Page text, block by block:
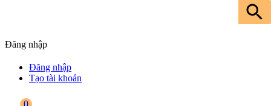
Đăng nhập
Đăng nhập
Tạo tài khoản
0